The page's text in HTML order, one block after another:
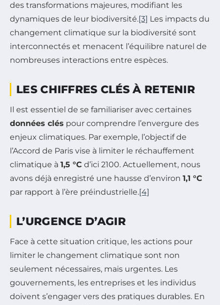
des transformations majeures, modifiant les
dynamiques de leur biodiversité.[3] Les impacts du
changement climatique sur la biodiversité sont
interconnectés et menacent l’équilibre naturel de
nombreuses interactions entre espèces.
LES CHIFFRES CLÉS À RETENIR
Il est essentiel de se familiariser avec certaines
données clés pour comprendre l’envergure des
enjeux climatiques. Par exemple, l’objectif de
l’Accord de Paris vise à limiter le réchauffement
climatique à 1,5 °C d’ici 2100. Actuellement, nous
avons déjà enregistré une hausse d’environ 1,1 °C
par rapport à l’ère préindustrielle.[4]
L’URGENCE D’AGIR
Face à cette situation critique, les actions pour
limiter le changement climatique sont non
seulement nécessaires, mais urgentes. Les
gouvernements, les entreprises et les individus
doivent s’engager vers des pratiques durables. En